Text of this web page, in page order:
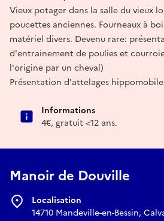
Vieux potager dans la salle du vieux
poucettes anciennes. Fourneaux à
matériel divers. Devenu rare:
d'entrainement de poulies et
l'origine par un cheval)
Présentation d'attelages
Informations
4€, gratuit <12 ans.
Manoir de Douville
Localisation
14710 Mandeville-en-Bessin,